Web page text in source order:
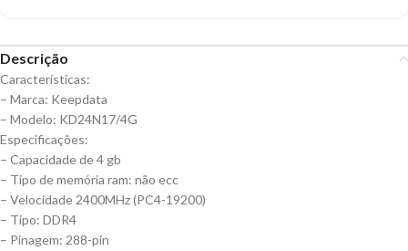
Descrição
Características:
– Marca: Keepdata
– Modelo: KD24N17/4G
Especificações:
– Capacidade de 4 gb
– Tipo de memória ram: não ecc
– Velocidade 2400MHz (PC4-19200)
– Tipo: DDR4
– Pinagem: 288-pin